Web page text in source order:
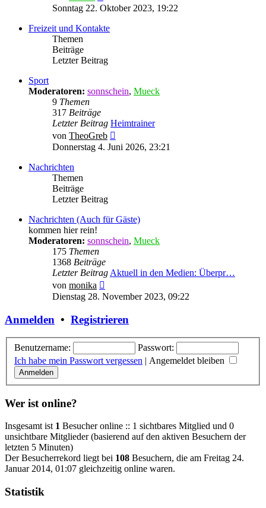
Beitrag
Sonntag 22. Oktober 2023, 19:22
Freizeit und Kontakte
Themen
Beiträge
Letzter Beitrag
Sport
Moderatoren: sonnschein, Mueck
9 Themen
317 Beiträge
Letzter Beitrag Heimtrainer
von TheoGreb
Beitrag
Donnerstag 4. Juni 2026, 23:21
Nachrichten
Themen
Beiträge
Letzter Beitrag
Nachrichten (Auch für Gäste)
kommen hier rein!
Moderatoren: sonnschein, Mueck
175 Themen
1368 Beiträge
Letzter Beitrag Aktuell in den Medien: Überpr…
von monika
Beitrag
Dienstag 28. November 2023, 09:22
Anmelden • Registrieren
Benutzername:
Passwort:
Ich habe mein Passwort vergessen | Angemeldet bleiben
Wer ist online?
Insgesamt ist 1 Besucher online :: 1 sichtbares Mitglied und 0
unsichtbare Mitglieder (basierend auf den aktiven Besuchern der
letzten 5 Minuten)
Der Besucherrekord liegt bei 108 Besuchern, die am Freitag 24.
Januar 2014, 01:07 gleichzeitig online waren.
Statistik